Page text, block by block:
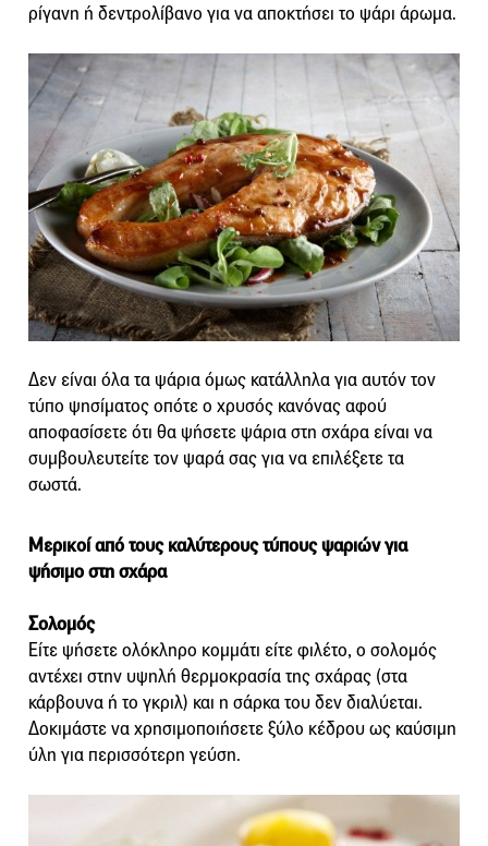
ρίγανη ή δεντρολίβανο για να αποκτήσει το ψάρι άρωμα.
Δεν είναι όλα τα ψάρια όμως κατάλληλα για αυτόν τον
τύπο ψησίματος οπότε ο χρυσός κανόνας αφού
αποφασίσετε ότι θα ψήσετε ψάρια στη σχάρα είναι να
συμβουλευτείτε τον ψαρά σας για να επιλέξετε τα
σωστά.
Μερικοί από τους καλύτερους τύπους ψαριών για
ψήσιμο στη σχάρα
Σολομός
Είτε ψήσετε ολόκληρο κομμάτι είτε φιλέτο, ο σολομός
αντέχει στην υψηλή θερμοκρασία της σχάρας (στα
κάρβουνα ή το γκριλ) και η σάρκα του δεν διαλύεται.
Δοκιμάστε να χρησιμοποιήσετε ξύλο κέδρου ως καύσιμη
ύλη για περισσότερη γεύση.